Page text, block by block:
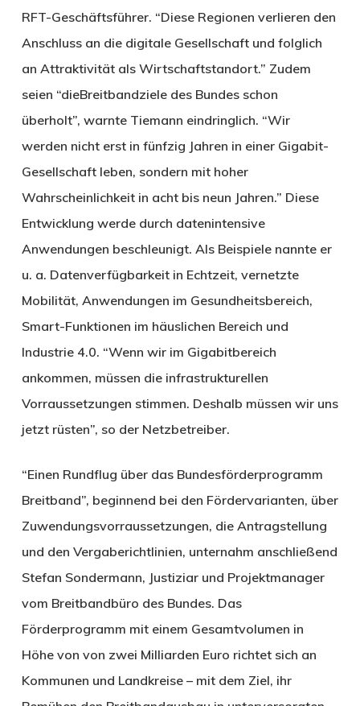
RFT-Geschäftsführer. “Diese Regionen verlieren den
Anschluss an die digitale Gesellschaft und folglich
an Attraktivität als Wirtschaftstandort.” Zudem
seien “dieBreitbandziele des Bundes schon
überholt”, warnte Tiemann eindringlich. “Wir
werden nicht erst in fünfzig Jahren in einer Gigabit-
Gesellschaft leben, sondern mit hoher
Wahrscheinlichkeit in acht bis neun Jahren.” Diese
Entwicklung werde durch datenintensive
Anwendungen beschleunigt. Als Beispiele nannte er
u. a. Datenverfügbarkeit in Echtzeit, vernetzte
Mobilität, Anwendungen im Gesundheitsbereich,
Smart-Funktionen im häuslichen Bereich und
Industrie 4.0. “Wenn wir im Gigabitbereich
ankommen, müssen die infrastrukturellen
Vorraussetzungen stimmen. Deshalb müssen wir uns
jetzt rüsten”, so der Netzbetreiber.
“Einen Rundflug über das Bundesförderprogramm
Breitband”, beginnend bei den Fördervarianten, über
Zuwendungsvorraussetzungen, die Antragstellung
und den Vergaberichtlinien, unternahm anschließend
Stefan Sondermann, Justiziar und Projektmanager
vom Breitbandbüro des Bundes. Das
Förderprogramm mit einem Gesamtvolumen in
Höhe von von zwei Milliarden Euro richtet sich an
Kommunen und Landkreise – mit dem Ziel, ihr